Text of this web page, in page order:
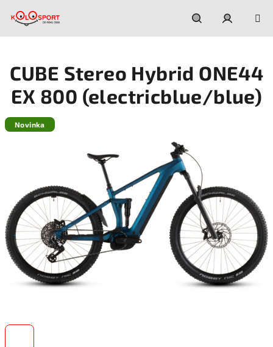
Hľadať
CUBE Stereo Hybrid ONE44
EX 800 (electricblue/blue)
Novinka